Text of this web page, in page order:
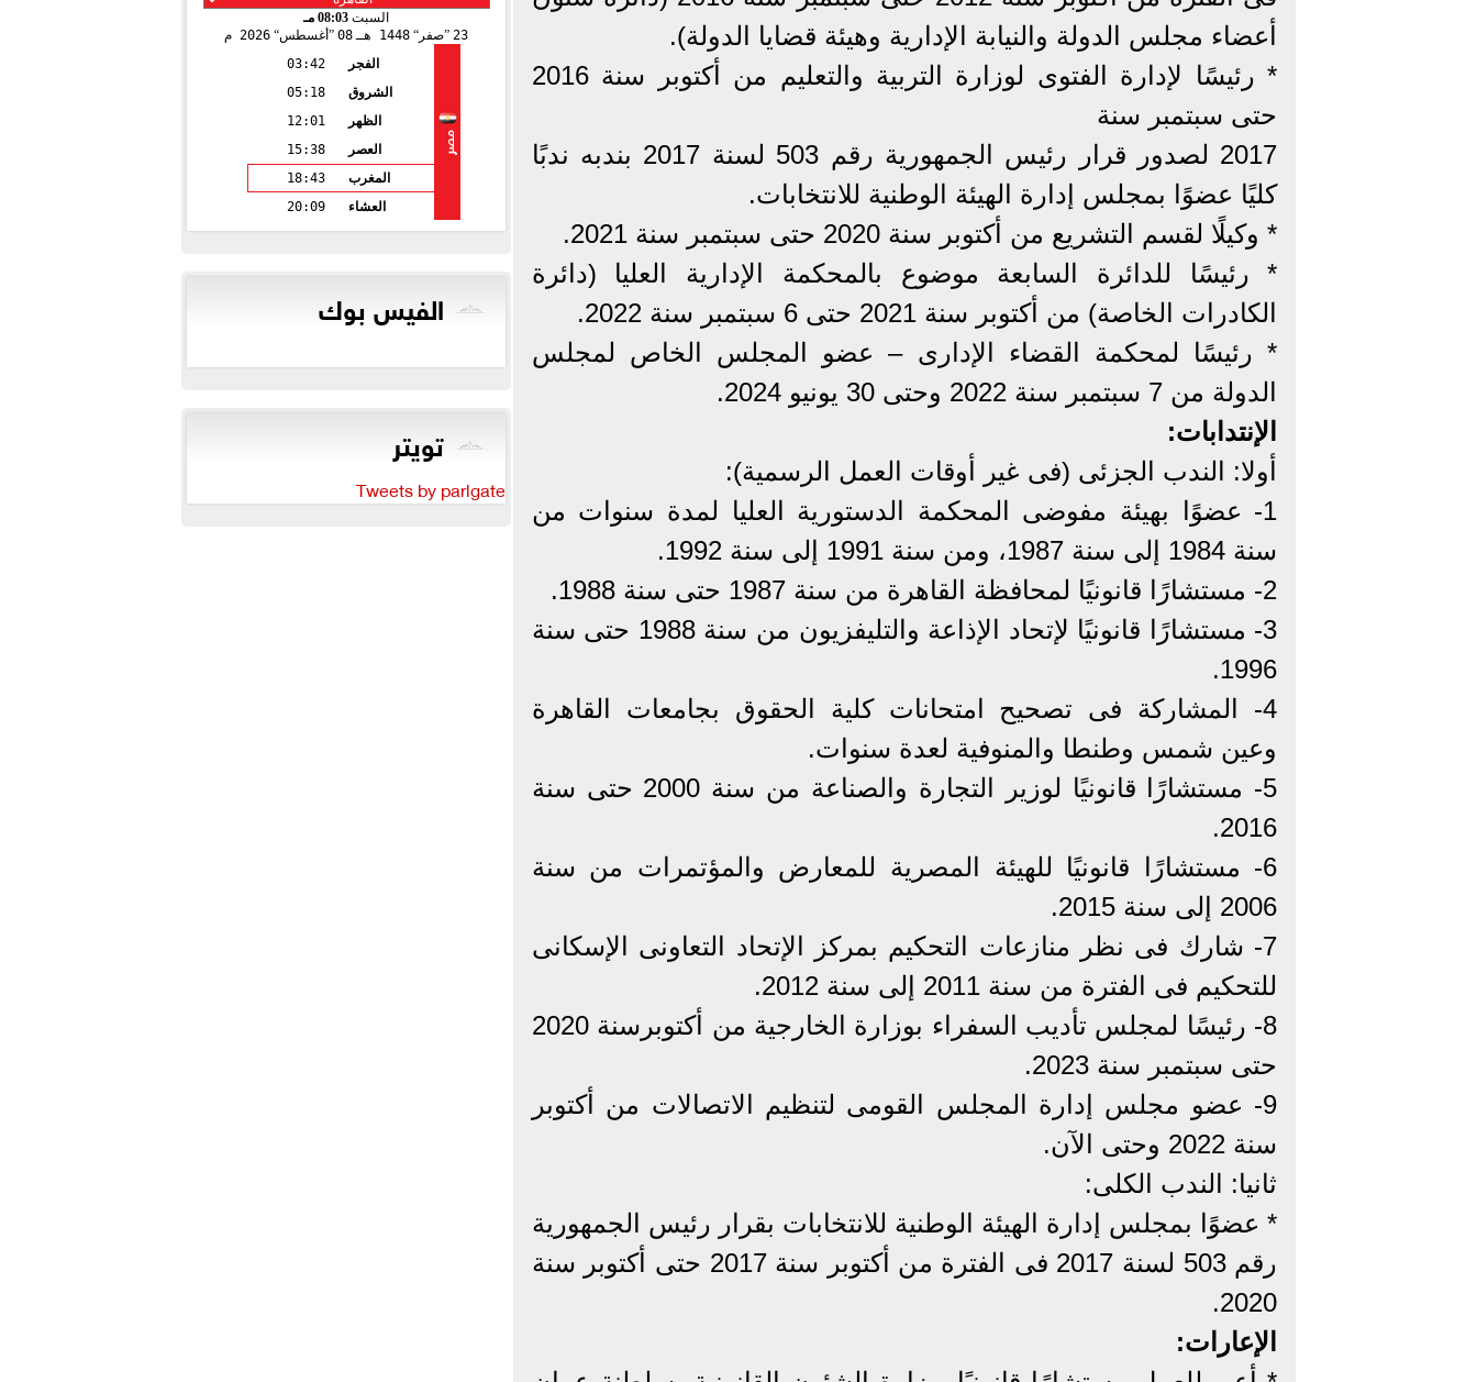
أعضاء مجلس الدولة والنيابة الإدارية وهيئة قضايا الدولة).
* رئيسًا لإدارة الفتوى لوزارة التربية والتعليم من أكتوبر سنة 2016
حتى سبتمبر سنة
2017 لصدور قرار رئيس الجمهورية رقم 503 لسنة 2017 بندبه ندبًا
كليًا عضوًا بمجلس إدارة الهيئة الوطنية للانتخابات.
* وكيلًا لقسم التشريع من أكتوبر سنة 2020 حتى سبتمبر سنة 2021.
* رئيسًا للدائرة السابعة موضوع بالمحكمة الإدارية العليا (دائرة
الكادرات الخاصة) من أكتوبر سنة 2021 حتى 6 سبتمبر سنة 2022.
* رئيسًا لمحكمة القضاء الإدارى – عضو المجلس الخاص لمجلس
الدولة من 7 سبتمبر سنة 2022 وحتى 30 يونيو 2024.
الإنتدابات:
أولا: الندب الجزئى (فى غير أوقات العمل الرسمية):
1- عضوًا بهيئة مفوضى المحكمة الدستورية العليا لمدة سنوات من
سنة 1984 إلى سنة 1987، ومن سنة 1991 إلى سنة 1992.
2- مستشارًا قانونيًا لمحافظة القاهرة من سنة 1987 حتى سنة 1988.
3- مستشارًا قانونيًا لإتحاد الإذاعة والتليفزيون من سنة 1988 حتى سنة
1996.
4- المشاركة فى تصحيح امتحانات كلية الحقوق بجامعات القاهرة
وعين شمس وطنطا والمنوفية لعدة سنوات.
5- مستشارًا قانونيًا لوزير التجارة والصناعة من سنة 2000 حتى سنة
2016.
6- مستشارًا قانونيًا للهيئة المصرية للمعارض والمؤتمرات من سنة
2006 إلى سنة 2015.
7- شارك فى نظر منازعات التحكيم بمركز الإتحاد التعاونى الإسكانى
للتحكيم فى الفترة من سنة 2011 إلى سنة 2012.
8- رئيسًا لمجلس تأديب السفراء بوزارة الخارجية من أكتوبرسنة 2020
حتى سبتمبر سنة 2023.
9- عضو مجلس إدارة المجلس القومى لتنظيم الاتصالات من أكتوبر
سنة 2022 وحتى الآن.
ثانيا: الندب الكلى:
* عضوًا بمجلس إدارة الهيئة الوطنية للانتخابات بقرار رئيس الجمهورية
رقم 503 لسنة 2017 فى الفترة من أكتوبر سنة 2017 حتى أكتوبر سنة
2020.
الإعارات:
السبت 08:03 مـ
23 صفر 1448 هـ 08 أغسطس 2026 م
مصر
الفجر
03:42
الشروق
05:18
الظهر
12:01
العصر
15:38
المغرب
18:43
العشاء
20:09
الفيس بوك
تويتر
Tweets by parlgate